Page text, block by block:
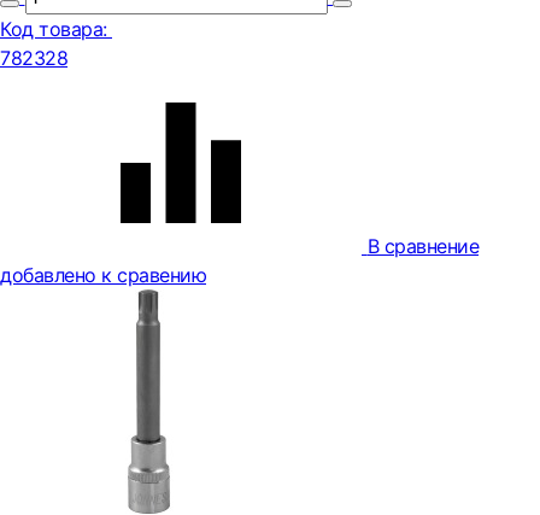
Код товара:
782328
В сравнение
добавлено к сравению